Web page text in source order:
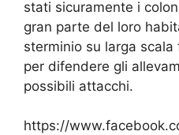
stati sicuramente i
gran parte del loro
sterminio su larga
per difendere gli
possibili attacchi.
https://